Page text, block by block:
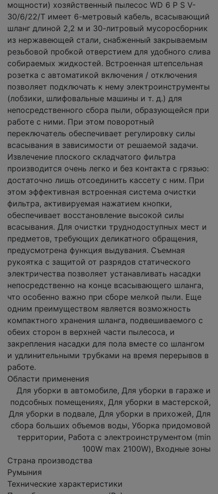
мощности) хозяйственный пылесос WD 6 P S V-
30/6/22/T имеет 6-метровый кабель, всасывающий
шланг длиной 2,2 м и 30-литровый мусоросборник
из нержавеющей стали, снабженный закрываемым
резьбовой пробкой отверстием для удобного слива
собираемых жидкостей. Встроенная штепсельная
розетка с автоматикой включения / отключения
позволяет подключать к нему электроинструменты
(лобзики, шлифовальные машины и т. д.) для
непосредственного сбора пыли, образующейся при
работе с ними. При этом поворотный
переключатель обеспечивает регулировку силы
всасывания в зависимости от решаемой задачи.
Извлечение плоского складчатого фильтра
производится очень легко и без контакта с грязью:
достаточно лишь отсоединить кассету с ним. При
этом эффективная встроенная система очистки
фильтра, активируемая нажатием кнопки,
обеспечивает восстановление высокой силы
всасывания. Для очистки труднодоступных мест и
предметов, требующих деликатного обращения,
предусмотрена функция выдувания. Съемная
рукоятка с защитой от разрядов статического
электричества позволяет устанавливать насадки
непосредственно на конце всасывающего шланга,
что особенно важно при сборе мелкой пыли. Еще
одним преимуществом является возможность
компактного хранения шланга, подвешиваемого с
обеих сторон в верхней части пылесоса, и
закрепления насадки для пола вместе со шлангом
и удлинительными трубками на время перерывов в
работе.
Области применения
Для уборки в автомобиле, Для уборки в гараже и
подсобных помещениях, Для уборки в мастерской,
Для уборки в подвале, Для уборки в прихожей, Для
сбора больших объемов воды, Уборка придомовой
территории, Работа с электроинструментом (min
100W max 2100W), Входные зоны
Страна производства
Румыния
Технические характеристики